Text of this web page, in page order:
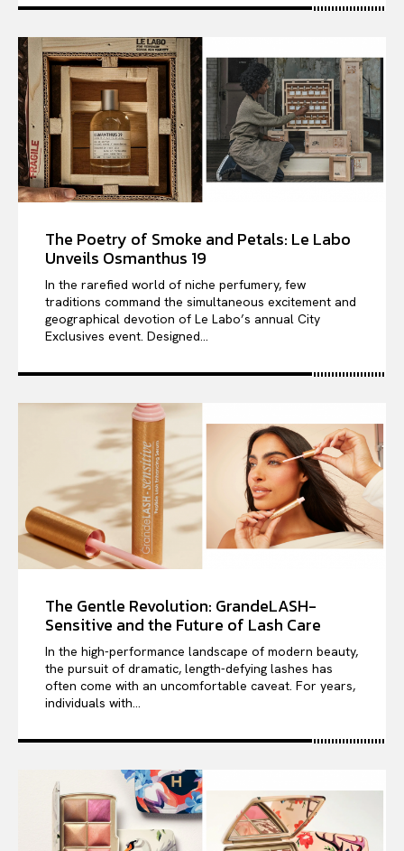
The Poetry of Smoke and Petals: Le Labo
Unveils Osmanthus 19
In the rarefied world of niche perfumery, few
traditions command the simultaneous excitement and
geographical devotion of Le Labo’s annual City
Exclusives event. Designed...
The Gentle Revolution: GrandeLASH-
Sensitive and the Future of Lash Care
In the high-performance landscape of modern beauty,
the pursuit of dramatic, length-defying lashes has
often come with an uncomfortable caveat. For years,
individuals with...